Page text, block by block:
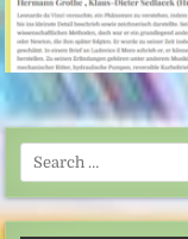
Search
for: